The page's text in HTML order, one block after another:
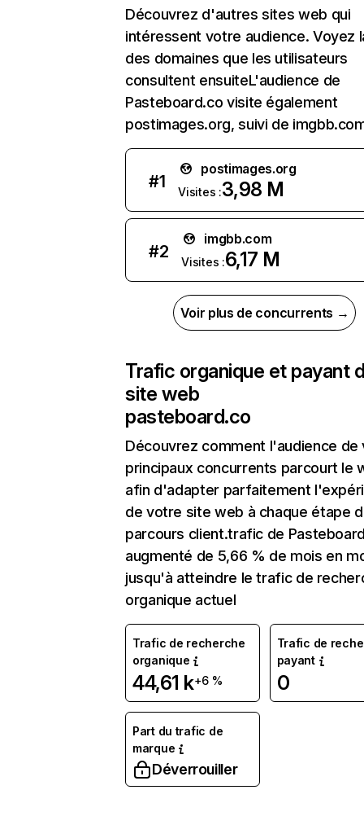
Découvrez d'autres sites web qui
intéressent votre audience. Voyez
des domaines que les utilisateurs
consultent ensuiteL'audience de
Pasteboard.co visite également
postimages.org, suivi de
#1
postimages.org
Visites :3,98 M
#2
imgbb.com
Visites :6,17 M
Voir plus de concurrents →
Trafic organique et payant
site web
pasteboard.co
Découvrez comment l'audience de
principaux concurrents parcourt le
afin d'adapter parfaitement
de votre site web à chaque étape
parcours client.trafic de
augmenté de 5,66 % de mois en
jusqu'à atteindre le trafic de
organique actuel
Trafic de recherche
organique
44,61 k+6 %
Trafic de
payant
0
Part du trafic de
marque
Déverrouiller